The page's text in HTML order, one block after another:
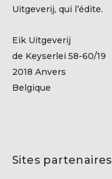
Uitgeverij, qui l’édite.
Eik Uitgeverij
de Keyserlei 58-60/19
2018 Anvers
Belgique
Sites partenaires